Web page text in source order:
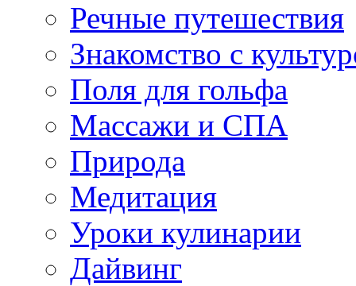
Речные путешествия
Знакомство с
Поля для гольфа
Массажи и СПА
Природа
Медитация
Уроки кулинарии
Дайвинг